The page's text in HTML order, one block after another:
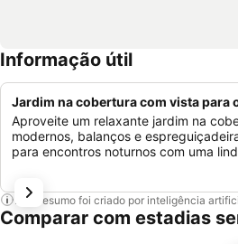
Informação útil
Jardim na cobertura com vista para
Aproveite um relaxante jardim na
modernos, balanços e
para encontros noturnos com uma
Este resumo foi criado por inteligência
Comparar com estadias